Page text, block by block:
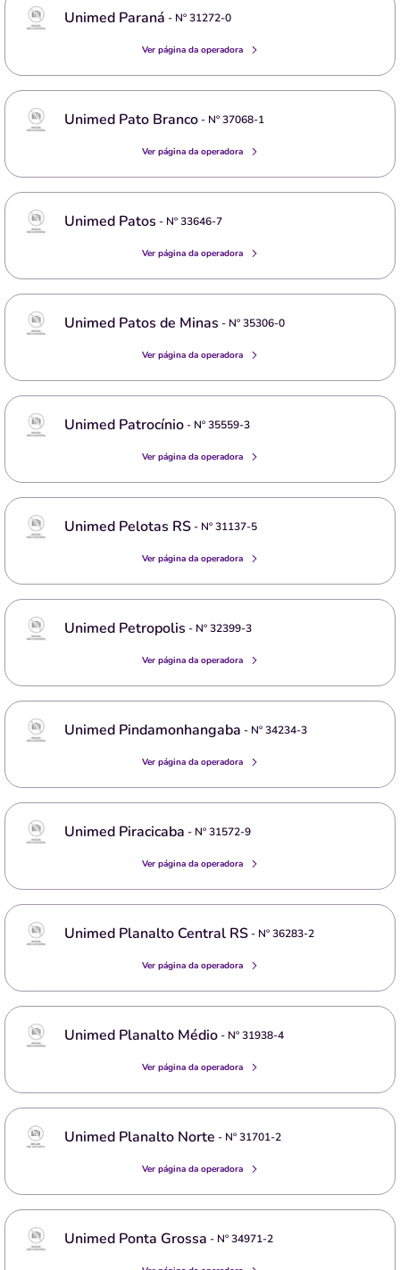
Unimed Paraná - Nº31272-0
Ver página da operadora
Unimed Pato Branco- Nº37068-1
Ver página da operadora
Unimed Patos - Nº33646-7
Ver página da operadora
Unimed Patos de Minas - Nº35306-0
Ver página da operadora
Unimed Patrocínio- Nº35559-3
Ver página da operadora
Unimed Pelotas RS- Nº31137-5
Ver página da operadora
Unimed Petropolis - Nº32399-3
Ver página da operadora
Unimed Pindamonhangaba - Nº34234-3
Ver página da operadora
Unimed Piracicaba - Nº31572-9
Ver página da operadora
Unimed Planalto Central RS- Nº36283-2
Ver página da operadora
Unimed Planalto Médio- Nº31938-4
Ver página da operadora
Unimed Planalto Norte - Nº31701-2
Ver página da operadora
Unimed Ponta Grossa - Nº34971-2